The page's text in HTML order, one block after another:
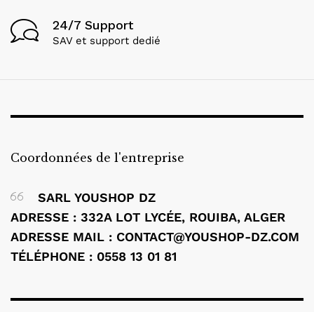
24/7 Support
SAV et support dedié
Coordonnées de l'entreprise
SARL YOUSHOP DZ
ADRESSE : 332A LOT LYCÉE, ROUIBA, ALGER
ADRESSE MAIL : CONTACT@YOUSHOP-DZ.COM
TÉLÉPHONE : 0558 13 01 81